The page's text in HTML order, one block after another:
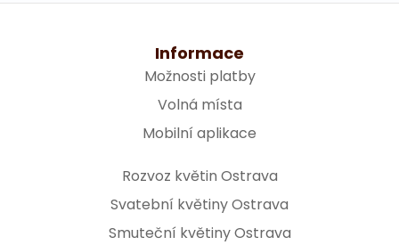
Informace
Možnosti platby
Volná místa
Mobilní aplikace
Rozvoz květin Ostrava
Svatební květiny Ostrava
Smuteční květiny Ostrava